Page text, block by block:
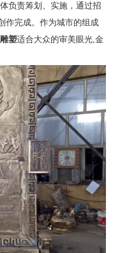
负责筹划、实施，通过招
作完成。作为城市的组成
塑适合大众的审美眼光,金